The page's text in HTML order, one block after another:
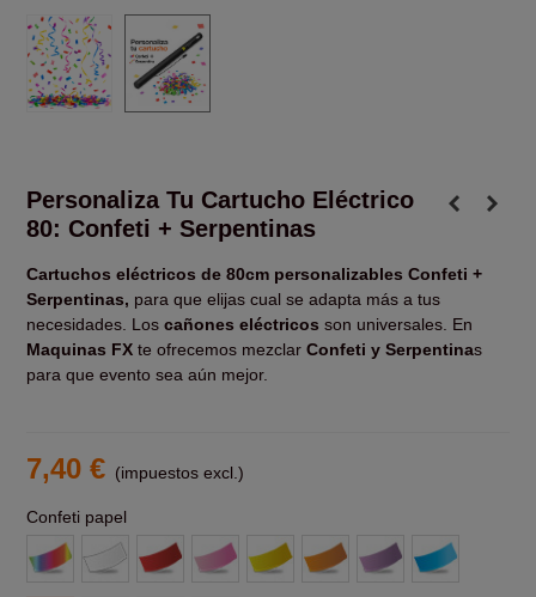
Personaliza Tu Cartucho Eléctrico
80: Confeti + Serpentinas
Cartuchos eléctricos de 80cm personalizables Confeti +
Serpentinas, para que elijas cual se adapta más a tus
necesidades. Loscañones eléctricos son universales. En
Maquinas FXte ofrecemos mezclar Confeti y Serpentinas
para que evento sea aún mejor.
7,40 € (impuestos excl.)
Confeti papel
MulticolorBlanco Rojo Rosa Amarillo Naranja Morado
Azul
claro